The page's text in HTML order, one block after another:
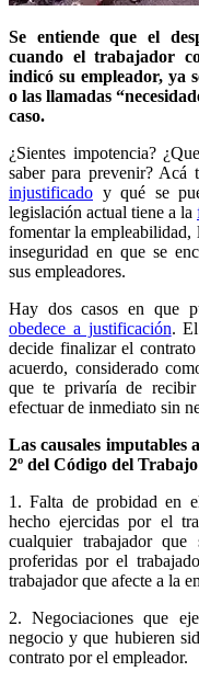
Se entiende que el
cuando el trabajador
indicó su empleador, ya
o las llamadas
caso.
¿Sientes impotencia?
saber para prevenir? Acá
injustificado y qué se
legislación actual tiene a la
fomentar la empleabilidad,
inseguridad en que se
sus empleadores.
Hay dos casos en que
obedece a justificación.
decide finalizar el
acuerdo, considerado
que te privaría de
efectuar de inmediato sin
Las causales imputables
2º del Código del
1. Falta de probidad en
hecho ejercidas por el
cualquier trabajador que
proferidas por el
trabajador que afecte a la
2. Negociaciones que
negocio y que hubieren
contrato por el empleador.